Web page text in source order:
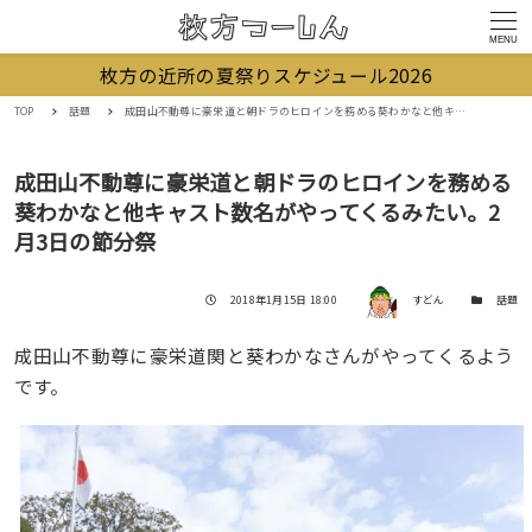
MENU
枚方の近所の夏祭りスケジュール2026
TOP 話題 成田山不動尊に豪栄道と朝ドラのヒロインを務める葵わかなと他キャスト数名がやってくるみたい。2月3日の節分祭
成田山不動尊に豪栄道と朝ドラのヒロインを務める
葵わかなと他キャスト数名がやってくるみたい。2
月3日の節分祭
投稿日
2018年1月15日 18:00 著者 すどん カテゴリー
話題
成田山不動尊に豪栄道関と葵わかなさんがやってくるよう
です。